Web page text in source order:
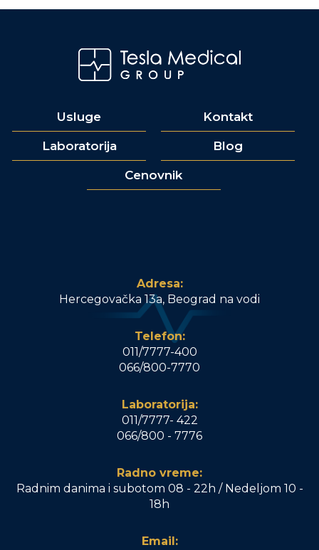
Usluge Kontakt
Laboratorija Blog
Cenovnik
Adresa:
Hercegovačka 13a, Beograd na vodi
Telefon:
011/7777-400
066/800-7770
Laboratorija:
011/7777- 422
066/800 - 7776
Radno vreme:
Radnim danima i subotom 08 - 22h / Nedeljom 10 -
18h
Email: